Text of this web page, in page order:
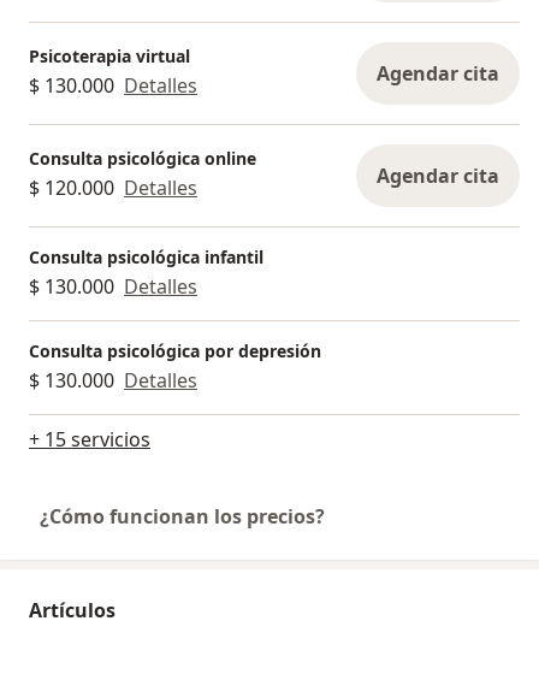
Psicoterapia virtual
$ 130.000 Detalles Agendar cita
Consulta psicológica online
$ 120.000 Detalles Agendar cita
Consulta psicológica infantil
$ 130.000 Detalles
Consulta psicológica por depresión
$ 130.000 Detalles
+ 15 servicios
¿Cómo funcionan los precios?
Artículos